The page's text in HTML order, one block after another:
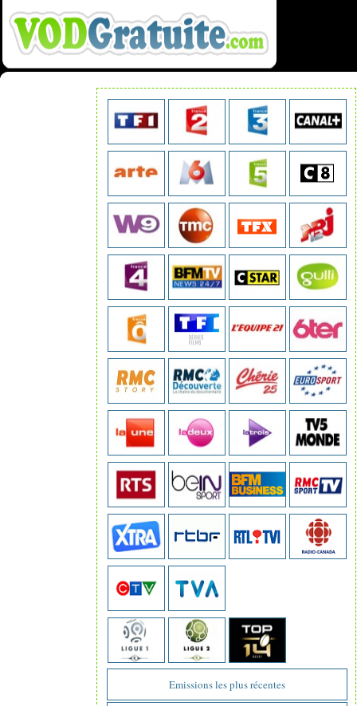
Emissions les plus récentes